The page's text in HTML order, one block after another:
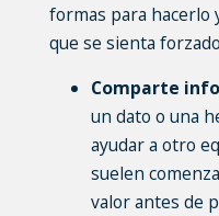
formas para
que se sienta
Comparte
un dato o una
ayudar a otro
suelen
valor antes de